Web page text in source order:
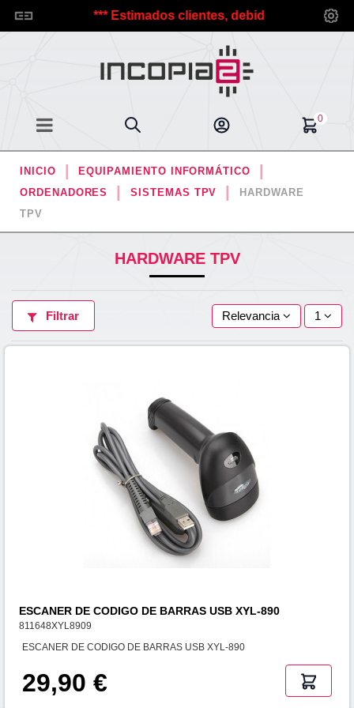
*** Estimados clientes, debido a las
0
INICIO
EQUIPAMIENTO INFORMÁTICO
ORDENADORES
SISTEMAS TPV
HARDWARE
TPV
HARDWARE TPV
Filtrar Relevancia 1
ESCANER DE CODIGO DE BARRAS USB XYL-890
811648XYL8909
ESCANER DE CODIGO DE BARRAS USB XYL-890
29,90 €